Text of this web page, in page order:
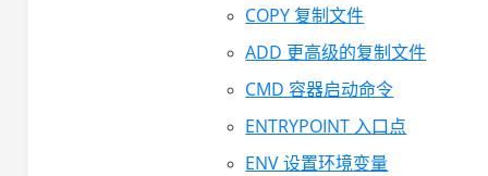
COPY 复制文件
ADD 更高级的复制文件
CMD 容器启动命令
ENTRYPOINT 入口点
ENV 设置环境变量